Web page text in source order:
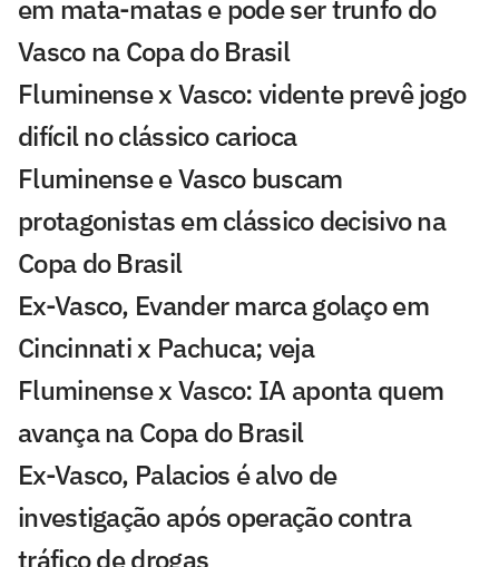
em mata-matas e pode ser trunfo do
Vasco na Copa do Brasil
Fluminense x Vasco: vidente prevê jogo
difícil no clássico carioca
Fluminense e Vasco buscam
protagonistas em clássico decisivo na
Copa do Brasil
Ex-Vasco, Evander marca golaço em
Cincinnati x Pachuca; veja
Fluminense x Vasco: IA aponta quem
avança na Copa do Brasil
Ex-Vasco, Palacios é alvo de
investigação após operação contra
tráfico de drogas